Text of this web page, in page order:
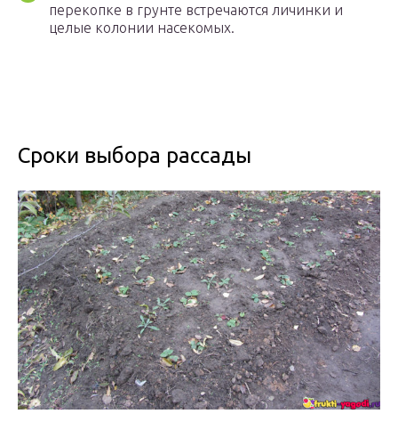
перекопке в грунте встречаются личинки и
целые колонии насекомых.
Сроки выбора рассады